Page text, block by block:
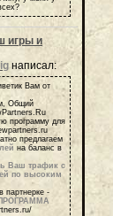
игры и
написал:
Вам от
Общий
программу для
предлагаем
на баланс в
Ваш трафик с
по высоким
партнерке -